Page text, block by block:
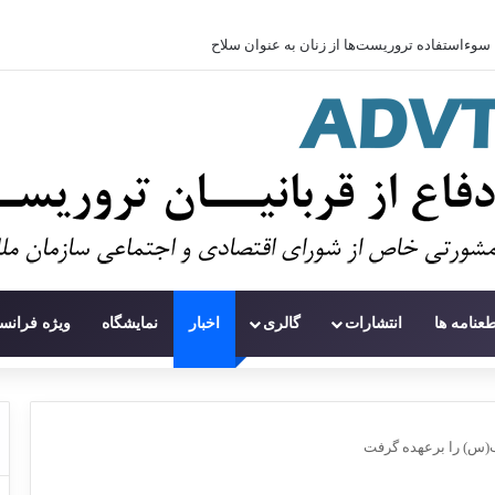
سوءاستفاده تروریست‌ها از زنان به عنوان سلاح
ها انتشارات گالری اخبار نمایشگاه ویژه
را برعهده گرفت